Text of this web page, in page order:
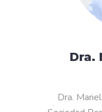
Dra.
Dra.